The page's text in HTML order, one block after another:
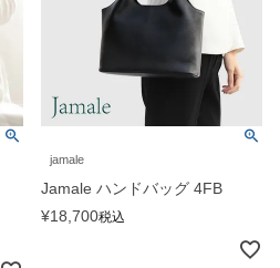
jamale
Jamale ハンドバッグ 4FB
¥18,700税込